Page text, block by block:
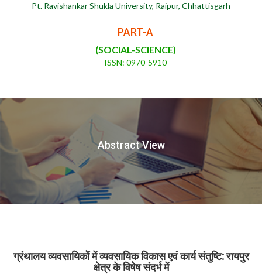
Pt. Ravishankar Shukla University, Raipur, Chhattisgarh
PART-A
(SOCIAL-SCIENCE)
ISSN: 0970-5910
Abstract View
ग्रंथालय व्यवसायिकों में व्यवसायिक विकास एवं कार्य संतुष्टि: रायपुर
क्षेत्र के विषेष संदर्भ में